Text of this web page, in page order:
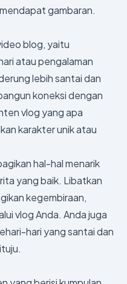
gambaran.
blog, yaitu
atau pengalaman
lebih santai dan
koneksi dengan
vlog yang apa
karakter unik atau
hal-hal menarik
yang baik. Libatkan
kegembiraan,
vlog Anda. Anda juga
hari yang santai dan